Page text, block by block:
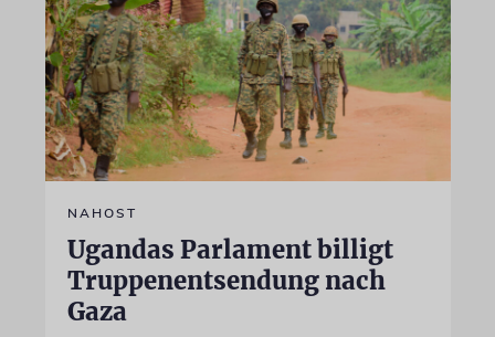
NAHOST
Ugandas Parlament billigt
Truppenentsendung nach
Gaza